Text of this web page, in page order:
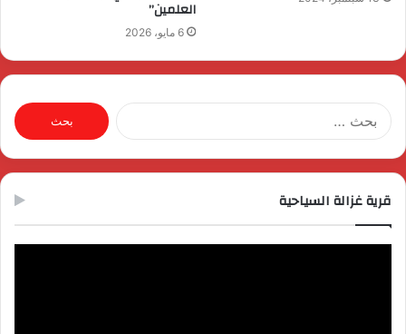
العلمين”
6 مايو، 2026
البحث
عن:
قرية غزالة السياحية